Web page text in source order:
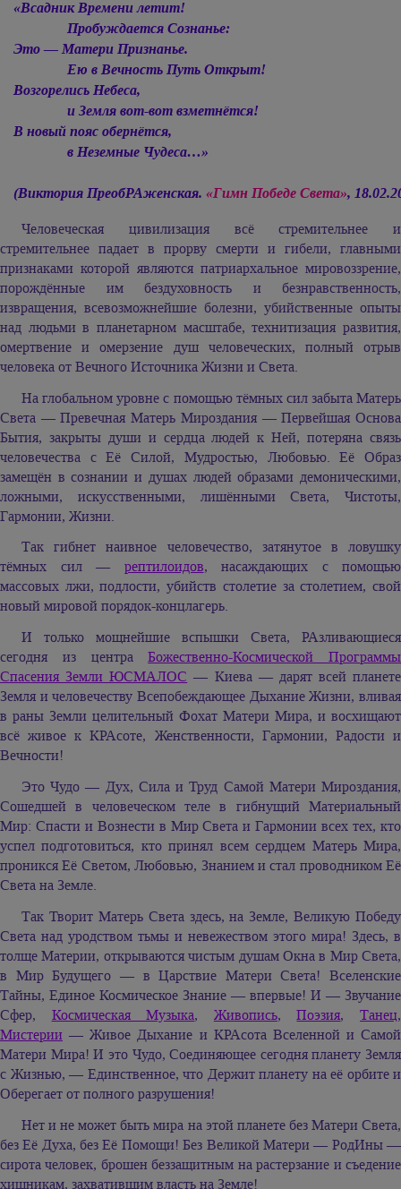
«Всадник Времени летит!
Пробуждается Сознанье:
Это — Матери Признанье.
Ею в Вечность Путь Открыт!
Возгорелись Небеса,
и Земля вот-вот взметнётся!
В новый пояс обернётся,
в Неземные Чудеса…»
(Виктория ПреобРАженская. «Гимн Победе Света»,
Человеческая цивилизация всё стремительнее и
стремительнее падает в прорву смерти и гибели, главными
признаками которой являются патриархальное мировоззрение,
порождённые им бездуховность и безнравственность,
извращения, всевозможнейшие болезни, убийственные опыты
над людьми в планетарном масштабе, технитизация развития,
омертвение и омерзение душ человеческих, полный отрыв
человека от Вечного Источника Жизни и Света.
На глобальном уровне с помощью тёмных сил забыта Матерь
Света — Превечная Матерь Мироздания — Первейшая Основа
Бытия, закрыты души и сердца людей к Ней, потеряна связь
человечества с Её Силой, Мудростью, Любовью. Её Образ
замещён в сознании и душах людей образами демоническими,
ложными, искусственными, лишёнными Света, Чистоты,
Гармонии, Жизни.
Так гибнет наивное человечество, затянутое в ловушку
тёмных сил — рептилоидов, насаждающих с помощью
массовых лжи, подлости, убийств столетие за столетием, свой
новый мировой порядок-концлагерь.
И только мощнейшие вспышки Света, РАзливающиеся
сегодня из центраБожественно-Космической Программы
Спасения Земли ЮСМАЛОС — Киева — дарят всей планете
Земля и человечеству Всепобеждающее Дыхание Жизни, вливая
в раны Земли целительный Фохат Матери Мира, и восхищают
всё живое к КРАсоте, Женственности, Гармонии, Радости и
Вечности!
Это Чудо — Дух, Сила и Труд Самой Матери Мироздания,
Сошедшей в человеческом теле в гибнущий Материальный
Мир: Спасти и Вознести в Мир Света и Гармонии всех тех, кто
успел подготовиться, кто принял всем сердцем Матерь Мира,
проникся Её Светом, Любовью, Знанием и стал проводником Её
Света на Земле.
Так Творит Матерь Света здесь, на Земле, Великую Победу
Света над уродством тьмы и невежеством этого мира! Здесь, в
толще Материи, открываются чистым душам Окна в Мир Света,
в Мир Будущего — в Царствие Матери Света! Вселенские
Тайны, Единое Космическое Знание — впервые! И — Звучание
Сфер, Космическая Музыка, Живопись,Поэзия,Танец,
Мистерии — Живое Дыхание и КРАсота Вселенной и Самой
Матери Мира! И это Чудо, Соединяющее сегодня планету Земля
с Жизнью, — Единственное, что Держит планету на её орбите и
Оберегает от полного разрушения!
Нет и не может быть мира на этой планете без Матери Света,
без Её Духа, без Её Помощи! Без Великой Матери — РодИны —
сирота человек, брошен беззащитным на растерзание и съедение
хищникам, захватившим власть на Земле!